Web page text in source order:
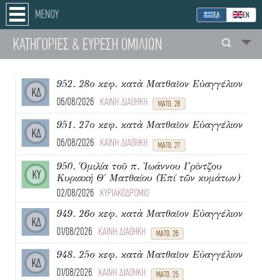
ΜΕΝΟΥ ΕΛ ΕΝ
ΚΑΤΗΓΟΡΙΕΣ & ΕΥΡΕΣΗ ΟΜΙΛΙΩΝ
ΚΔ
952. 28ο κεφ. κατὰ Ματθαῖον Εὐαγγέλιον
06/08/2026 ΚΑΙΝΗ ΔΙΑΘΗΚΗ ΜΑΤΘ. 28
ΚΔ
951. 27ο κεφ. κατὰ Ματθαῖον Εὐαγγέλιον
06/08/2026 ΚΑΙΝΗ ΔΙΑΘΗΚΗ ΜΑΤΘ. 27
ΚΥ
950. Ὁμιλία τοῦ π. Ἰωάννου Γρίντζου
Κυριακή Θ΄ Ματθαίου (Ἐπί τῶν κυμάτων)
02/08/2026 ΚΥΡΙΑΚΟΔΡΟΜΙΟ
ΚΔ
949. 26ο κεφ. κατὰ Ματθαῖον Εὐαγγέλιον
01/08/2026 ΚΑΙΝΗ ΔΙΑΘΗΚΗ ΜΑΤΘ. 26
ΚΔ
948. 25ο κεφ. κατὰ Ματθαῖον Εὐαγγέλιον
01/08/2026 ΚΑΙΝΗ ΔΙΑΘΗΚΗ ΜΑΤΘ. 25